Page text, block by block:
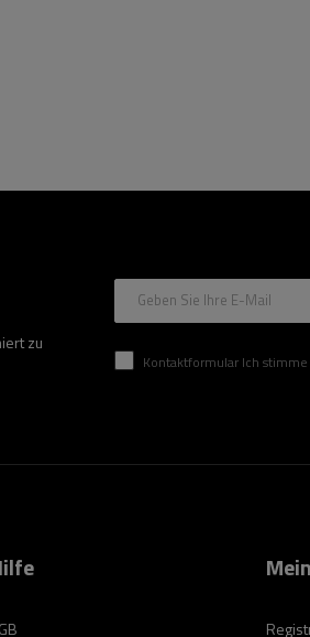
zu
Geben Sie Ihre E-Mail
Kontaktformular Ich stimme der Verarbeitung